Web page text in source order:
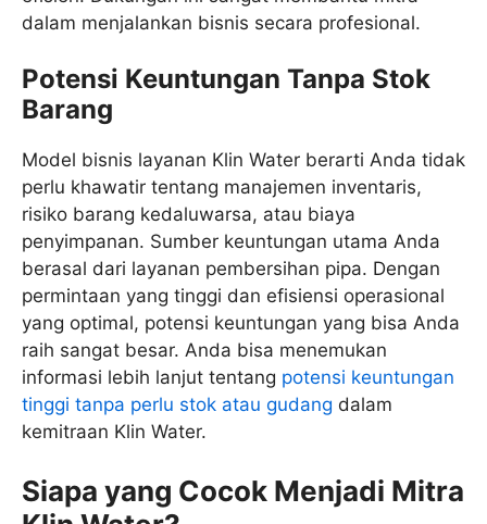
dalam menjalankan bisnis secara profesional.
Potensi Keuntungan Tanpa Stok
Barang
Model bisnis layanan Klin Water berarti Anda tidak
perlu khawatir tentang manajemen inventaris,
risiko barang kedaluwarsa, atau biaya
penyimpanan. Sumber keuntungan utama Anda
berasal dari layanan pembersihan pipa. Dengan
permintaan yang tinggi dan efisiensi operasional
yang optimal, potensi keuntungan yang bisa Anda
raih sangat besar. Anda bisa menemukan
informasi lebih lanjut tentang potensi keuntungan
tinggi tanpa perlu stok atau gudang dalam
kemitraan Klin Water.
Siapa yang Cocok Menjadi Mitra